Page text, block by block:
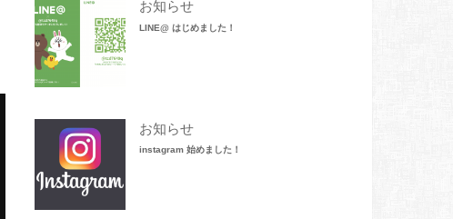
お知らせ
LINE@ はじめました！
お知らせ
instagram 始めました！